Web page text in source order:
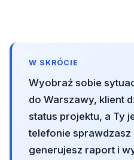
W SKRÓCIE
Wyobraź sobie
do Warszawy, klient
status projektu, a Ty
telefonie
generujesz raport i